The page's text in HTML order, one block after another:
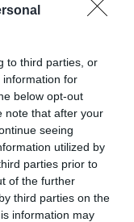
to third parties, or
information for
below opt-out
note that after your
seeing
utilized by
parties prior to
of the further
third parties on the
information may